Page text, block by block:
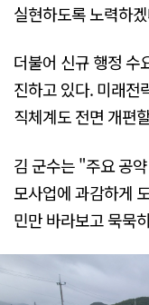
실현하도록 노력하
더불어 신규 행정 수
진하고 있다. 미래전
직체계도 전면 개편
김 군수는 "주요 공
모사업에 과감하게
민만 바라보고 묵묵